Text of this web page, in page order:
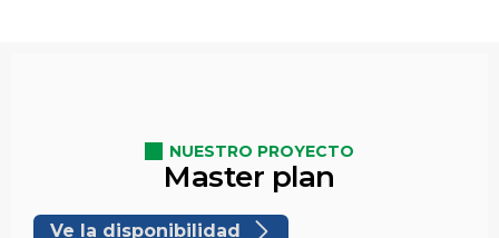
NUESTRO PROYECTO
Master plan
Ve la disponibilidad